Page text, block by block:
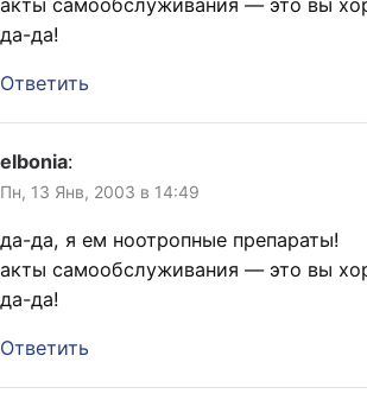
да-да!
Ответить
elbonia:
Пн, 13 Янв, 2003 в 14:49
да-да, я ем ноотропные препараты!
акты самообслуживания — это вы
да-да!
Ответить